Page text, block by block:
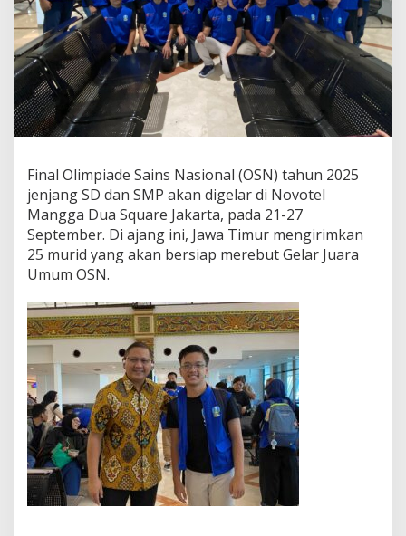
n
F
i
n
a
l
O
N
D
S
M
P
,
d
i
n
d
i
k
:
K
a
m
i
P
e
Final Olimpiade Sains Nasional (OSN) tahun 2025
jenjang SD dan SMP akan digelar di Novotel
Mangga Dua Square Jakarta, pada 21-27
September. Di ajang ini, Jawa Timur mengirimkan
25 murid yang akan bersiap merebut Gelar Juara
Umum OSN.